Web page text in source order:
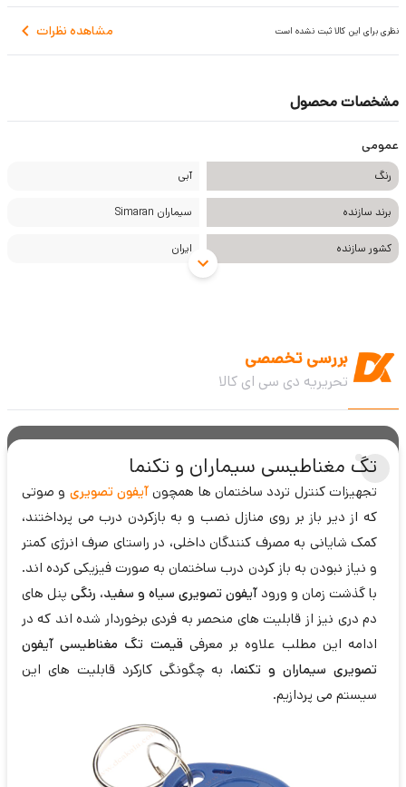
مشاهده نظرات نظری برای این کالا ثبت نشده است
مشخصات محصول
عمومی
رنگ آبی
برند سازنده سیماران Simaran
کشور سازنده ایران
بررسی تخصصی
تحریریه دی سی ای کالا
تگ مغناطیسی سیماران و تکنما
تجهیزات کنترل تردد ساختمان ها همچونآیفون تصویری و صوتی
که از دیر باز بر روی منازل نصب و به بازکردن درب می پرداختند،
کمک شایانی به مصرف کنندگان داخلی، در راستای صرف انرژی کمتر
و نیاز نبودن به باز کردن درب ساختمان به صورت فیزیکی کرده اند.
با گذشت زمان و ورود آیفون تصویری سیاه و سفید، رنگی پنل های
دم دری نیز از قابلیت های منحصر به فردی برخوردار شده اند که در
ادامه این مطلب علاوه بر معرفیقیمت تگ مغناطیسی آیفون
تصویری سیماران و تکنما، به چگونگی کارکرد قابلیت های این
سیستم می پردازیم.